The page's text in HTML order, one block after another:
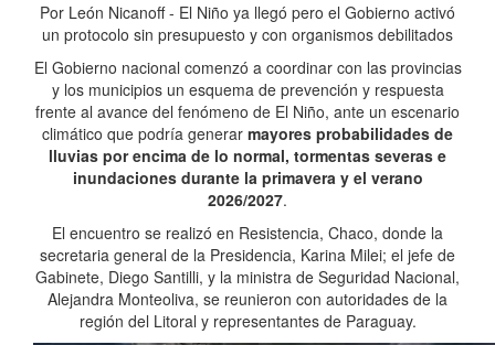
Por León Nicanoff - El Niño ya llegó pero el Gobierno activó
un protocolo sin presupuesto y con organismos debilitados
El Gobierno nacional comenzó a coordinar con las provincias
y los municipios un esquema de prevención y respuesta
frente al avance del fenómeno de El Niño, ante un escenario
climático que podría generar mayores probabilidades de
lluvias por encima de lo normal, tormentas severas e
inundaciones durante la primavera y el verano
2026/2027.
El encuentro se realizó en Resistencia, Chaco, donde la
secretaria general de la Presidencia, Karina Milei; el jefe de
Gabinete, Diego Santilli, y la ministra de Seguridad Nacional,
Alejandra Monteoliva, se reunieron con autoridades de la
región del Litoral y representantes de Paraguay.